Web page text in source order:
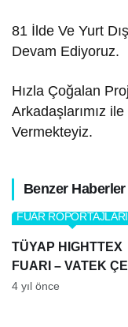
81 İlde Ve Yurt
Devam Ediyoruz.
Hızla Çoğalan
Arkadaşlarımız
Vermekteyiz.
Benzer Haberler
TÜYAP HIGHTTEX
FUARI – VATEK
TEKNOLOJİLERİ
FUAR RÖPORTAJLARI
4 yıl önce